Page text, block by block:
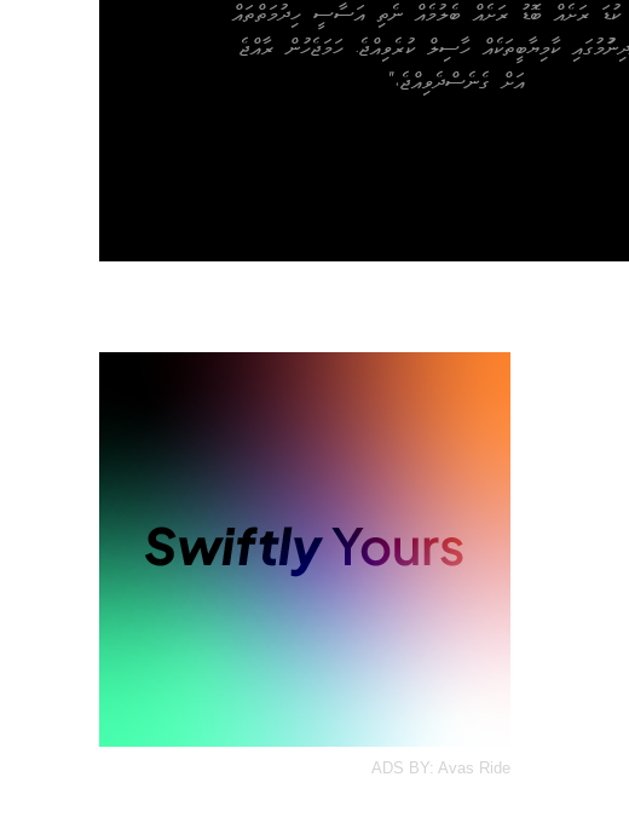
ކުޑަ ރަށެއް ބޮޑު ރަށެއް ބެލުމެއް ނެތި އަސާސީ ހިދުމަތްތައް
ކާމިޔާބީތަކެއް ހާސިލް ކުރެވިއްޖެ. ހަމަޖެހުން ރާއްޖެ
އަށް ގެނެސްދެވިއްޖެ،"
ADS BY: Avas Ride